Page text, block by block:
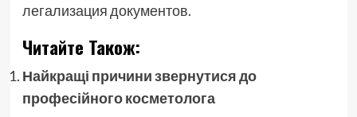
легализация документов.
Читайте Також:
Найкращі причини звернутися до
професійного косметолога